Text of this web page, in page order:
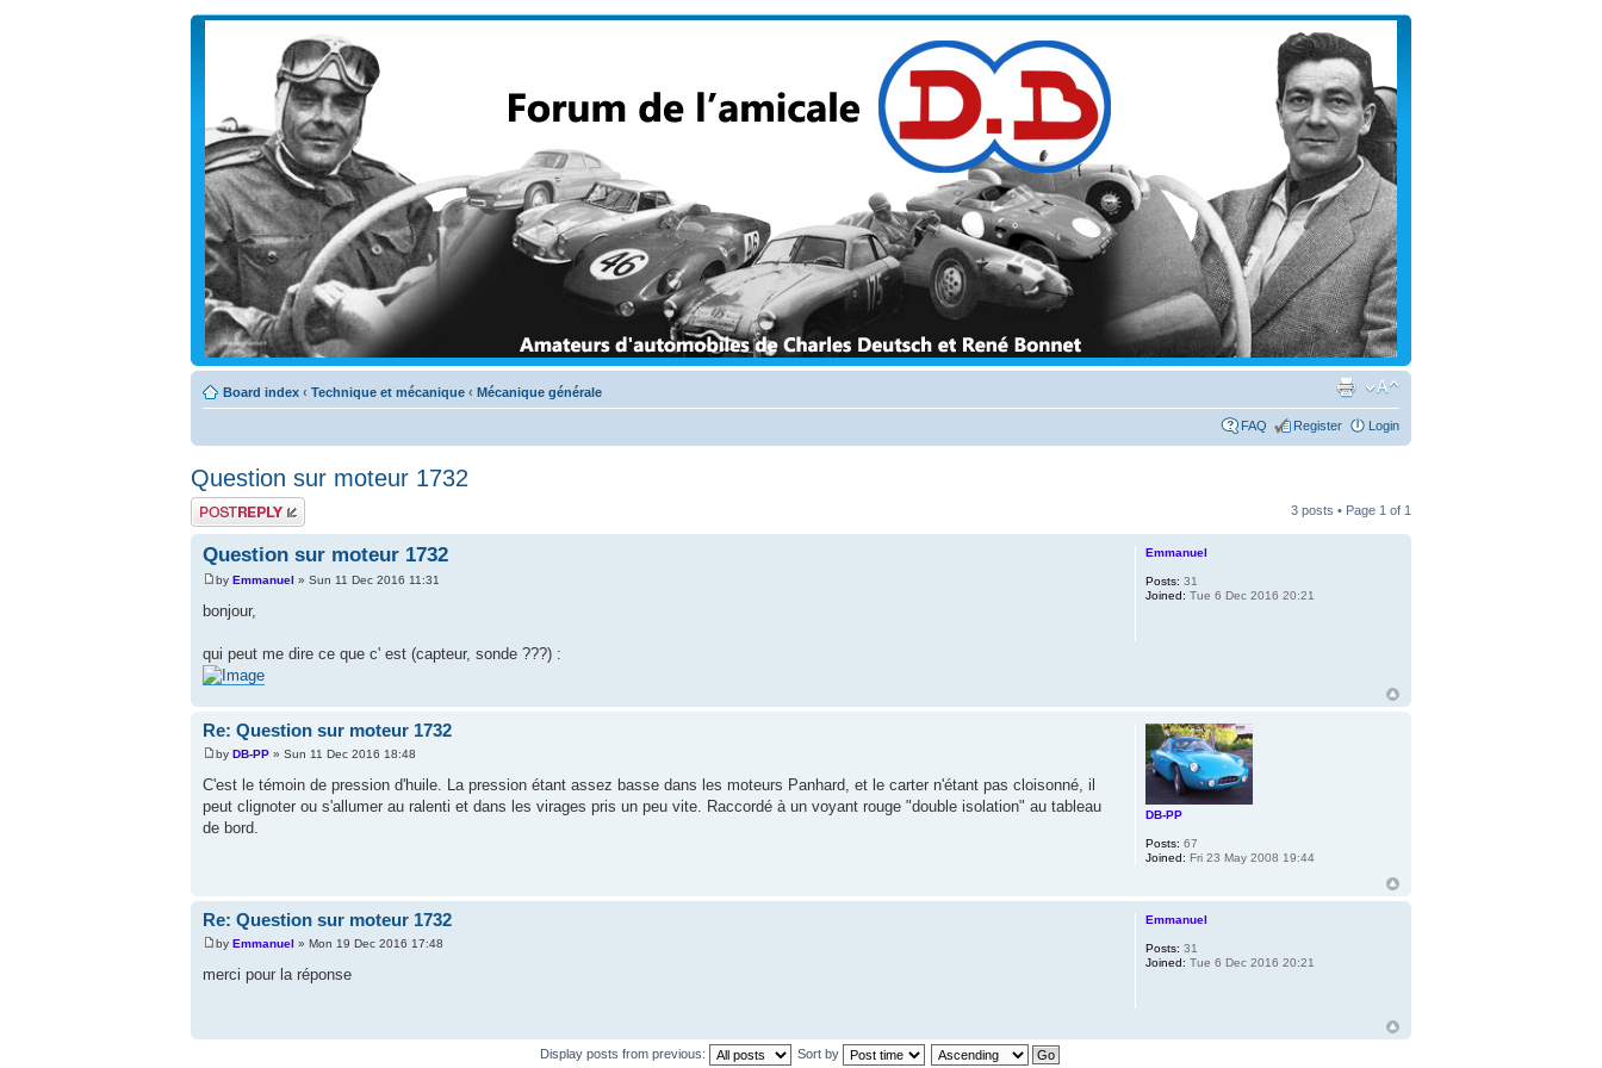
Board index ‹ Technique et mécanique ‹ Mécanique générale
FAQ Register Login
Question sur moteur 1732
Post a reply 3 posts • Page 1 of 1
Question sur moteur 1732
by Emmanuel » Sun 11 Dec 2016 11:31
bonjour,
qui peut me dire ce que c' est (capteur, sonde ???) :
Emmanuel
Posts: 31
Joined: Tue 6 Dec 2016 20:21
Re: Question sur moteur 1732
by DB-PP » Sun 11 Dec 2016 18:48
C'est le témoin de pression d'huile. La pression étant assez basse dans les moteurs Panhard, et le carter n'étant pas cloisonné, il
peut clignoter ou s'allumer au ralenti et dans les virages pris un peu vite. Raccordé à un voyant rouge "double isolation" au tableau
de bord.
DB-PP
Posts: 67
Joined: Fri 23 May 2008 19:44
Re: Question sur moteur 1732
by Emmanuel » Mon 19 Dec 2016 17:48
merci pour la réponse
Emmanuel
Posts: 31
Joined: Tue 6 Dec 2016 20:21
Display posts from previous: Sort by